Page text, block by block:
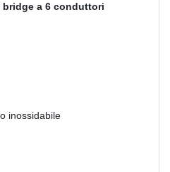
bridge a 6 conduttori
inossidabile